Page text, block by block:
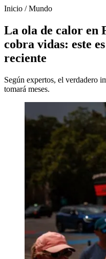
Inicio /Mundo
La ola de calor en
cobra vidas: este
reciente
Según expertos, el verdadero
tomará meses.